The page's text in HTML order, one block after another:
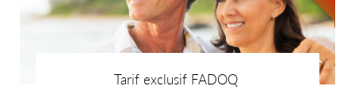
Tarif exclusif FADOQ